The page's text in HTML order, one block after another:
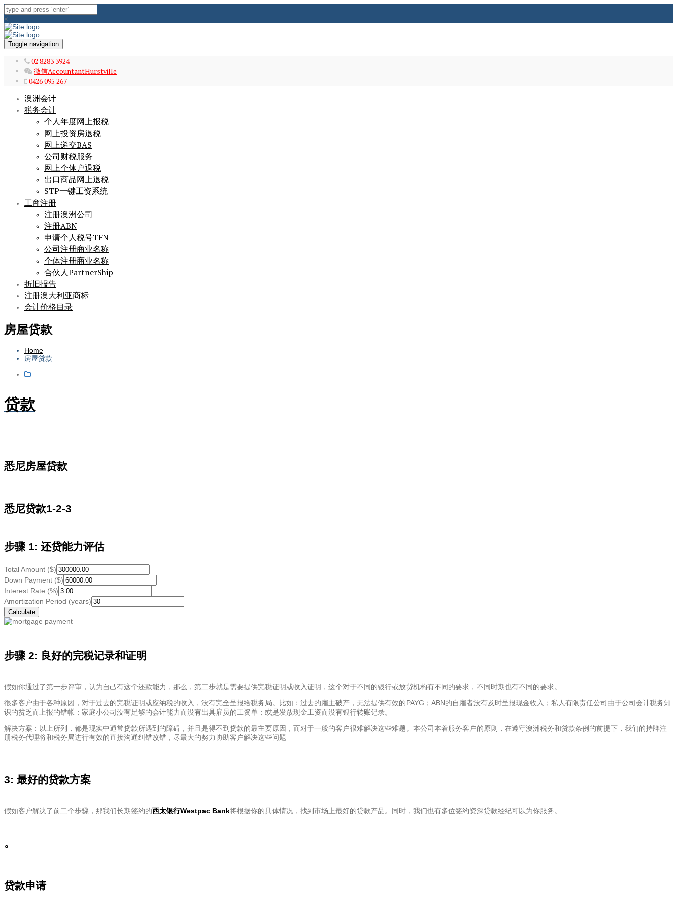
×
Toggle navigation
02 8283 3924
微信AccountantHurstville
0426 095 267
澳洲会计
税务会计
个人年度网上报税
网上投资房退税
网上递交BAS
公司财税服务
网上个体户退税
出口商品网上退税
STP一键工资系统
工商注册
注册澳洲公司
注册ABN
申请个人税号TFN
公司注册商业名称
个体注册商业名称
合伙人PartnerShip
折旧报告
注册澳大利亚商标
会计价格目录
房屋贷款
Home
房屋贷款
贷款
悉尼房屋贷款
悉尼贷款1-2-3
步骤 1: 还贷能力评估
Total Amount ($)
Down Payment ($)
Interest Rate (%)
Amortization Period (years)
步骤 2: 良好的完税记录和证明
假如你通过了第一步评审，认为自己有这个还款能力，那么，第二步就是需要提供完税证明或收入证明，这个对于不同的银行或放贷机构有不同的要求，不同时期也有不同的要求。
很多客户由于各种原因，对于过去的完税证明或应纳税的收入，没有完全呈报给税务局。比如：过去的雇主破产，无法提供有效的PAYG；ABN的自雇者没有及时呈报现金收入；私人有限责任公司由于公司会计税务知
识的贫乏而上报的错帐；家庭小公司没有足够的会计能力而没有出具雇员的工资单；或是发放现金工资而没有银行转账记录。
解决方案：以上所列，都是现实中通常贷款所遇到的障碍，并且是得不到贷款的最主要原因，而对于一般的客户很难解决这些难题。本公司本着服务客户的原则，在遵守澳洲税务和贷款条例的前提下，我们的持牌注
册税务代理将和税务局进行有效的直接沟通纠错改错，尽最大的努力协助客户解决这些问题
3: 最好的贷款方案
假如客户解决了前二个步骤，那我们长期签约的西太银行Westpac Bank将根据你的具体情况，找到市场上最好的贷款产品。同时，我们也有多位签约资深贷款经纪可以为你服务。
。
贷款申请